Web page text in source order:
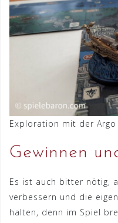
Exploration mit der
Gewinnen
Es ist auch bitter nötig,
verbessern und die
halten, denn im Spiel